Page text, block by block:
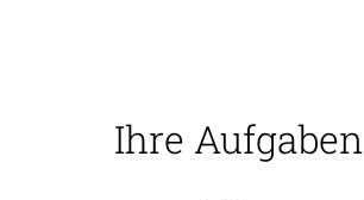
Ihre Aufgaben